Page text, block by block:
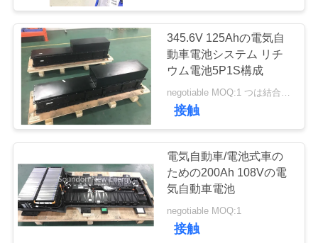
ト
VR
ョ
ー
私
達
蓄電池システム
17
エネルギー貯蔵キ
ャビネット
52
345.6V 125Ahの電気自
動車電池システム リチ
ウム電池5P1S構成
negotiable MOQ:1 つは結合します
接触
電気自動車/電池式車の
ための200Ah 108Vの電
気自動車電池
negotiable MOQ:1
接触